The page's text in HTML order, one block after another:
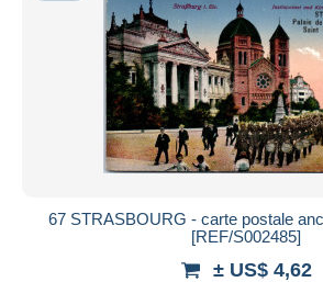
67 STRASBOURG - carte postale
[REF/S002485]
± US$ 4,62